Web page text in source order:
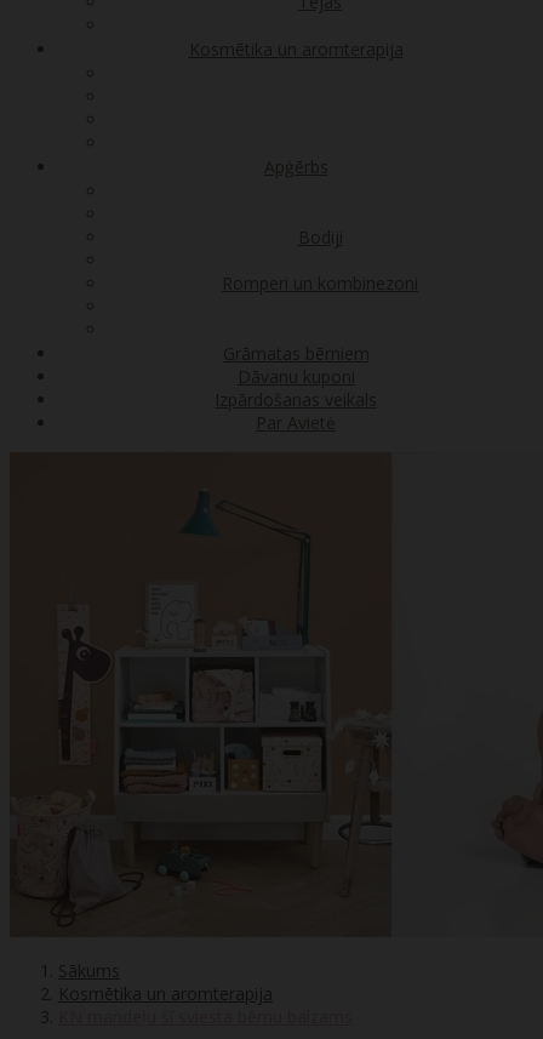
Kosmētika un aromterapija
Apģērbs
Bodiji
Romperi un kombinezoni
Grāmatas bērniem
Dāvanu kuponi
Izpārdošanas veikals
Par Avietė
Sākums
Kosmētika un aromterapija